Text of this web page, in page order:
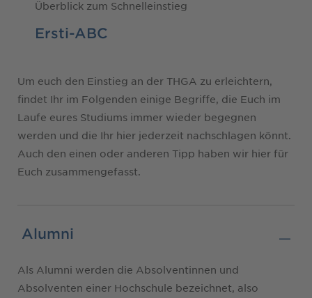
Überblick zum Schnelleinstieg
Ersti-ABC
Um euch den Einstieg an der THGA zu erleichtern,
findet Ihr im Folgenden einige Begriffe, die Euch im
Laufe eures Studiums immer wieder begegnen
werden und die Ihr hier jederzeit nachschlagen könnt.
Auch den einen oder anderen Tipp haben wir hier für
Euch zusammengefasst.
Alumni
Als Alumni werden die Absolventinnen und
Absolventen einer Hochschule bezeichnet, also